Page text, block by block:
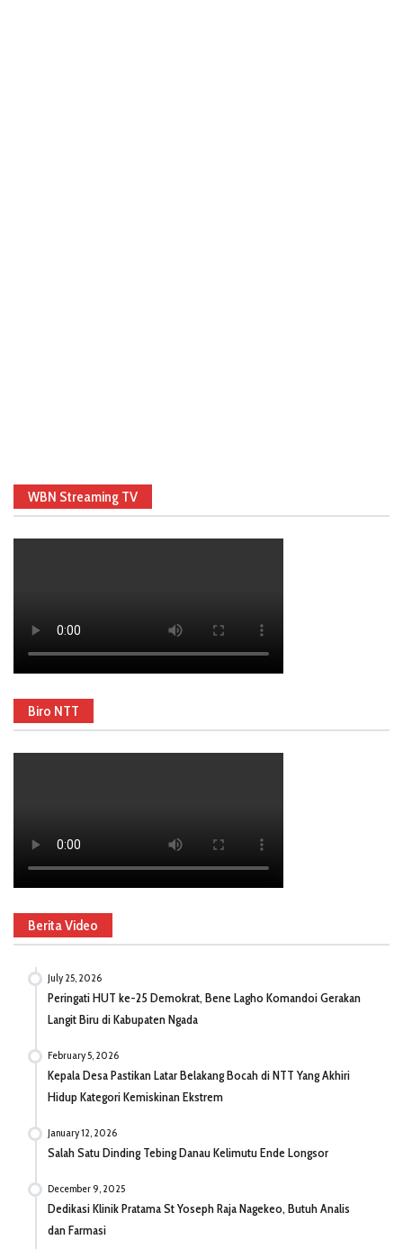
WBN Streaming TV
Biro NTT
Berita Video
July 25, 2026
Peringati HUT ke-25 Demokrat, Bene Lagho Komandoi Gerakan
Langit Biru di Kabupaten Ngada
February 5, 2026
Kepala Desa Pastikan Latar Belakang Bocah di NTT Yang Akhiri
Hidup Kategori Kemiskinan Ekstrem
January 12, 2026
Salah Satu Dinding Tebing Danau Kelimutu Ende Longsor
December 9, 2025
Dedikasi Klinik Pratama St Yoseph Raja Nagekeo, Butuh Analis
dan Farmasi